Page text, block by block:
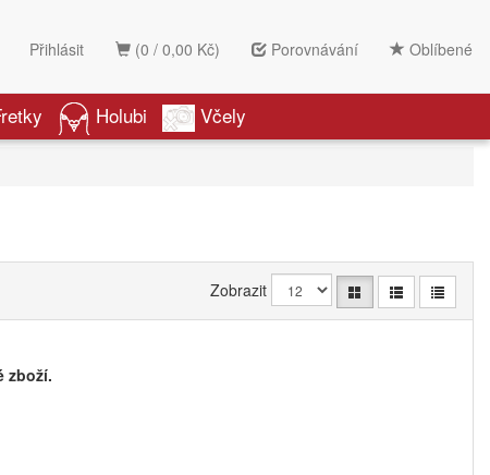
(0 / 0,00 Kč) Porovnávání Oblíbené
Přihlásit
Holubi Včely
Zobrazit
zboží.